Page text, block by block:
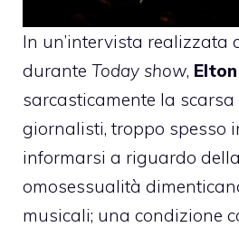
In un’intervista realizzata
durante Today show,
sarcasticamente la
giornalisti, troppo spesso
informarsi a riguardo
omosessualità
musicali; una condizione